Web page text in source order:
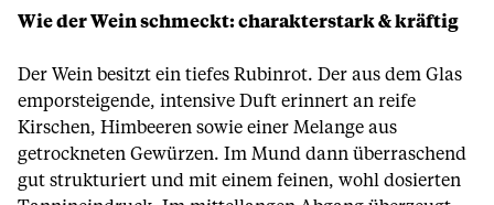
Wie der Wein schmeckt: charakterstark & kräftig
Der Wein besitzt ein tiefes Rubinrot. Der aus dem Glas
emporsteigende, intensive Duft erinnert an reife
Kirschen, Himbeeren sowie einer Melange aus
getrockneten Gewürzen. Im Mund dann überraschend
gut strukturiert und mit einem feinen, wohl dosierten